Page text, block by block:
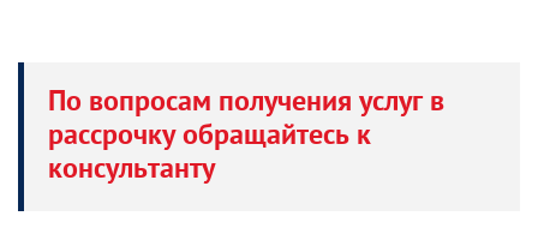
По вопросам получения услуг в
рассрочку обращайтесь к
консультанту